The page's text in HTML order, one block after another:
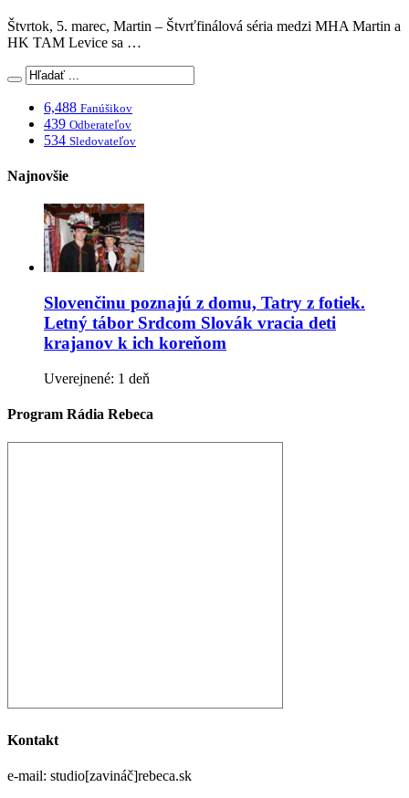
Štvrtok, 5. marec, Martin – Štvrťfinálová séria medzi MHA Martin a
HK TAM Levice sa …
6,488 Fanúšikov
439 Odberateľov
534 Sledovateľov
Najnovšie
Slovenčinu poznajú z domu, Tatry z fotiek.
Letný tábor Srdcom Slovák vracia deti
krajanov k ich koreňom
Uverejnené: 1 deň
Program Rádia Rebeca
Kontakt
e-mail: studio[zavináč]rebeca.sk